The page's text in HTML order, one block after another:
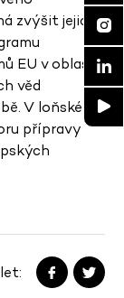
zvýšit jejich
EU v oblasti
věd
V loňském
přípravy